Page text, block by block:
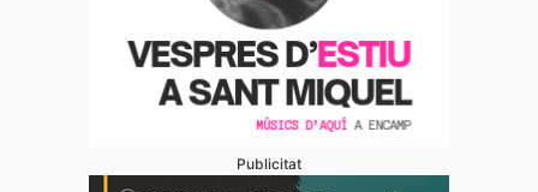
Publicitat